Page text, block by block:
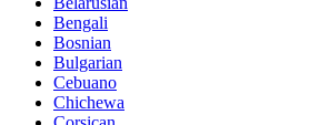
Bengali
Bosnian
Bulgarian
Cebuano
Chichewa